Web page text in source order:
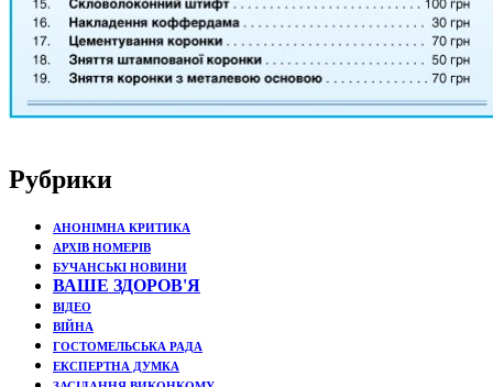
Рубрики
АНОНІМНА КРИТИКА
АРХІВ НОМЕРІВ
БУЧАНСЬКІ НОВИНИ
ВАШЕ ЗДОРОВ'Я
ВІДЕО
ВІЙНА
ГОСТОМЕЛЬСЬКА РАДА
ЕКСПЕРТНА ДУМКА